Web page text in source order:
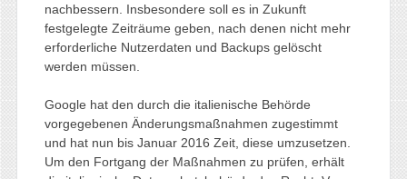
nachbessern. Insbesondere soll es in Zukunft
festgelegte Zeiträume geben, nach denen nicht mehr
erforderliche Nutzerdaten und Backups gelöscht
werden müssen.
Google hat den durch die italienische Behörde
vorgegebenen Änderungsmaßnahmen zugestimmt
und hat nun bis Januar 2016 Zeit, diese umzusetzen.
Um den Fortgang der Maßnahmen zu prüfen, erhält